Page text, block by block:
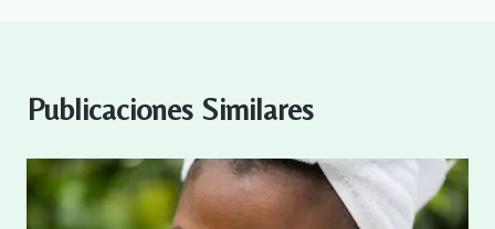
Publicaciones Similares